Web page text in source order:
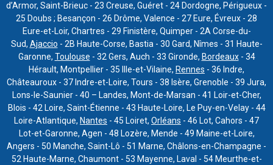
d’Armor, Saint-Brieuc - 23 Creuse, Guéret - 24 Dordogne, Périgueux -
25 Doubs ; Besançon - 26 Drôme, Valence - 27 Eure, Évreux - 28
Eure-et-Loir, Chartres - 29 Finistère, Quimper - 2A Corse-du-
Sud, Ajaccio - 2B Haute-Corse, Bastia - 30 Gard, Nîmes - 31 Haute-
Garonne, Toulouse - 32 Gers, Auch - 33 Gironde, Bordeaux- 34
Hérault, Montpellier - 35 Ille-et-Vilaine, Rennes - 36 Indre,
Châteauroux - 37 Indre-et-Loire, Tours - 38 Isère, Grenoble - 39 Jura,
Lons-le-Saunier - 40 – Landes, Mont-de-Marsan - 41 Loir-et-Cher,
Blois - 42 Loire, Saint-Étienne - 43 Haute-Loire, Le Puy-en-Velay - 44
Loire-Atlantique, Nantes - 45 Loiret, Orléans - 46 Lot, Cahors - 47
Lot-et-Garonne, Agen - 48 Lozère, Mende - 49 Maine-et-Loire,
Angers - 50 Manche, Saint-Lô - 51 Marne, Châlons-en-Champagne -
52 Haute-Marne, Chaumont - 53 Mayenne, Laval - 54 Meurthe-et-